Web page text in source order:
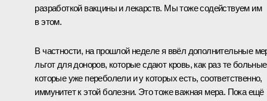
разработкой вакцины и лекарств. Мы тоже содействуем им
в этом.
В частности, на прошлой неделе я ввёл дополнительные
льгот для доноров, которые сдают кровь, как раз те
которые уже переболели и у которых есть, соответственно,
иммунитет к этой болезни. Это тоже важная мера. Пока ещё